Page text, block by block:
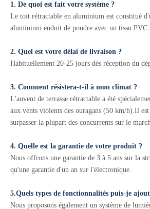
1. De quoi est fait votre système ?
Le toit rétractable en aluminium est constitué
aluminium enduit de poudre avec un tissu PVC
2. Quel est votre délai de livraison ?
Habituellement 20-25 jours dès réception du
3. Comment résistera-t-il à mon climat ?
L'auvent de terrasse rétractable a été
aux vents violents des ouragans (50 km/h).Il
surpasser la plupart des concurrents sur le
4. Quelle est la garantie de votre produit ?
Nous offrons une garantie de 3 à 5 ans sur la
qu'une garantie d'un an sur l'électronique.
5.Quels types de fonctionnalités puis-je
Nous proposons également un système de